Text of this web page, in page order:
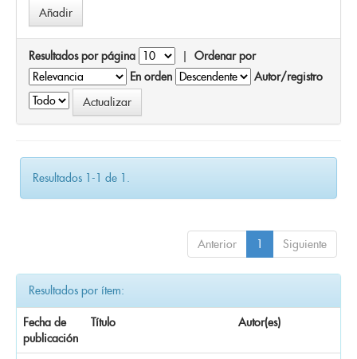
Resultados por página | Ordenar por
En orden
Autor/registro
Resultados 1-1 de 1.
Anterior 1 Siguiente
Resultados por ítem:
Fecha de
publicación
Título Autor(es)